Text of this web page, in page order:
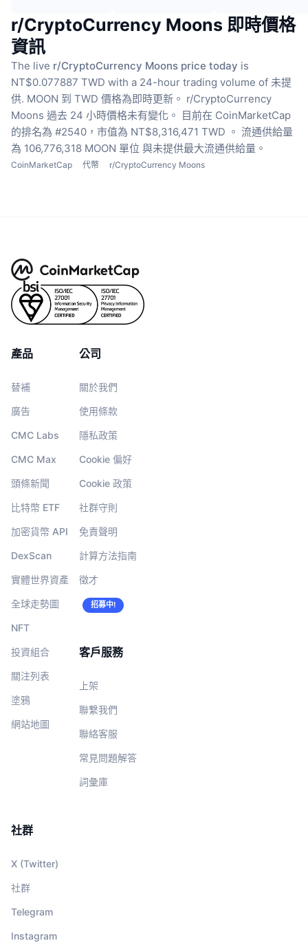
r/CryptoCurrency Moons 即時價格
資訊
The live r/CryptoCurrency Moons price today is
NT$0.077887 TWD with a 24-hour trading volume of 未提
供. MOON 到 TWD 價格為即時更新。 r/CryptoCurrency
Moons 過去 24 小時價格未有變化。
目前在 CoinMarketCap
的排名為 #2540，市值為 NT$8,316,471 TWD 。 流通供給量
為 106,776,318 MOON 單位 與未提供最大流通供給量。
CoinMarketCap 代幣 r/CryptoCurrency Moons
產品
替補
廣告
CMC Labs
CMC Max
頭條新聞
比特幣 ETF
加密貨幣 API
DexScan
實體世界資產
全球走勢圖
NFT
投資組合
關注列表
塗鴉
網站地圖
公司
關於我們
使用條款
隱私政策
Cookie 偏好
Cookie 政策
社群守則
免責聲明
計算方法指南
徵才
招募中!
客戶服務
上架
聯繫我們
聯絡客服
常見問題解答
詞彙庫
社群
X (Twitter)
社群
Telegram
Instagram